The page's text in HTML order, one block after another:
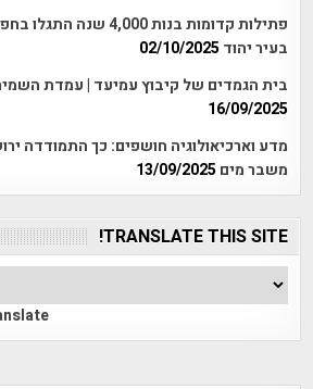
פתילות קדומות בנות
בעיר יהוד 02/10/2025
בית הגמדים של קיבוץ עמיעד | עמדת
16/09/2025
מדע וארכיאולוגיה חושפים: כך התמודדה
משבר מים 13/09/2025
TRANSLATE THIS SITE!